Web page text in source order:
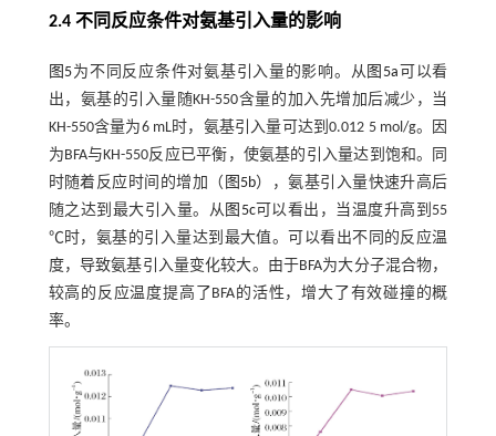
2.4 不同反应条件对氨基引入量的影响
图5为不同反应条件对氨基引入量的影响。从 图5a 可以看
出，氨基的引入量随KH-550含量的加入先增加后减少，当
KH-550含量为6 mL时，氨基引入量可达到0.012 5 mol/g。因
为BFA与KH-550反应已平衡，使氨基的引入量达到饱和。同
时随着反应时间的增加（ 图5b），氨基引入量快速升高后
随之达到最大引入量。从 图5c可以看出，当温度升高到55
℃时，氨基的引入量达到最大值。可以看出不同的反应温
度，导致氨基引入量变化较大。由于BFA为大分子混合物，
较高的反应温度提高了BFA的活性，增大了有效碰撞的概
率。